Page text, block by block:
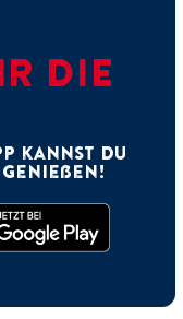
DIE
kannst Du